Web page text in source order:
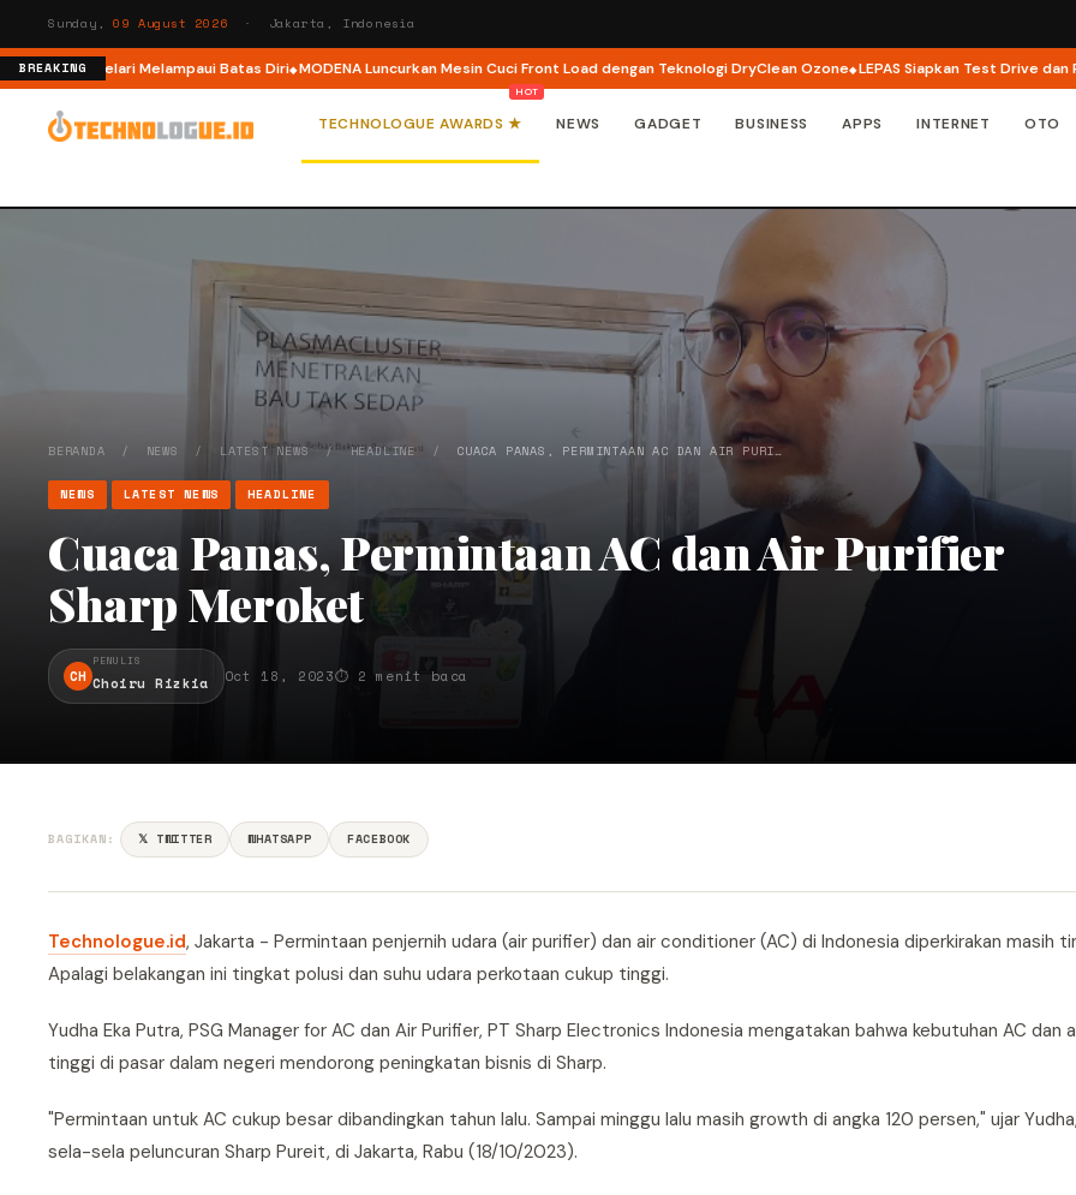
Sunday,09 August 2026 · Jakarta, Indonesia
BREAKING
Ajak Pelari Melampaui Batas Diri MODENA Luncurkan Mesin Cuci Front Load dengan Teknologi DryClean Ozone LEPAS Siapkan Test Drive dan
TECHNOLOGUE AWARDS ★ NEWS GADGET BUSINESS APPS INTERNET OTO
BERANDA / NEWS / LATEST NEWS /HEADLINE / CUACA PANAS, PERMINTAAN AC DAN AIR PURI…
NEWS LATEST NEWS HEADLINE
Cuaca Panas, Permintaan AC dan Air Purifier
Sharp Meroket
CH
PENULIS
Choiru Rizkia Oct 18, 2023⏱ 2 menit baca
BAGIKAN: 𝕏 TWITTER WHATSAPP FACEBOOK
Technologue.id, Jakarta - Permintaan penjernih udara (air purifier) dan air conditioner (AC) di Indonesia diperkirakan masih
Apalagi belakangan ini tingkat polusi dan suhu udara perkotaan cukup tinggi.
Yudha Eka Putra, PSG Manager for AC dan Air Purifier, PT Sharp Electronics Indonesia mengatakan bahwa kebutuhan AC dan
tinggi di pasar dalam negeri mendorong peningkatan bisnis di Sharp.
"Permintaan untuk AC cukup besar dibandingkan tahun lalu. Sampai minggu lalu masih growth di angka 120 persen," ujar
sela-sela peluncuran Sharp Pureit, di Jakarta, Rabu (18/10/2023).